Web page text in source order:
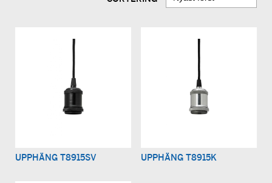
UPPHÄNG T8915SV UPPHÄNG T8915K